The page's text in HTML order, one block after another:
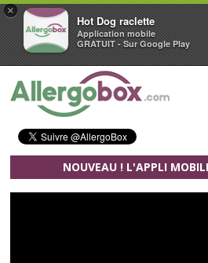
×
Hot Dog raclette
Application mobile
GRATUIT - Sur Google Play
Aller au contenu principal
NOUVEAU ! L'APPLI